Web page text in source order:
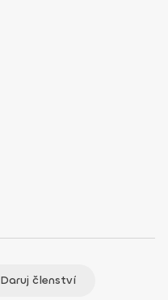
Daruj členství